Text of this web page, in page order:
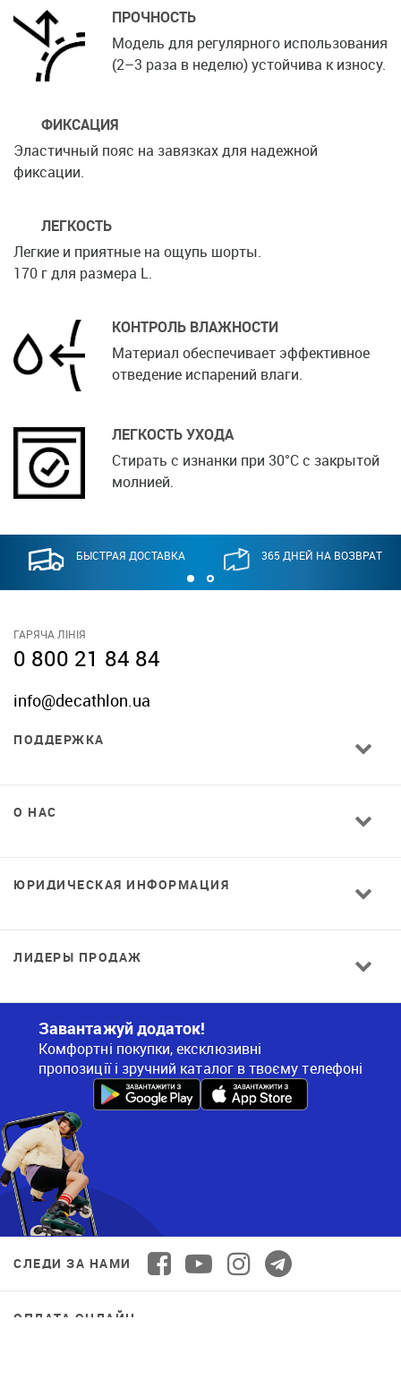
ПРОЧНОСТЬ
Модель для регулярного использования
(2–3 раза в неделю) устойчива к износу.
ФИКСАЦИЯ
Эластичный пояс на завязках для надежной
фиксации.
ЛЕГКОСТЬ
Легкие и приятные на ощупь шорты.
170 г для размера L.
КОНТРОЛЬ ВЛАЖНОСТИ
Материал обеспечивает эффективное
отведение испарений влаги.
ЛЕГКОСТЬ УХОДА
Стирать с изнанки при 30°C с закрытой
молнией.
БЫСТРАЯ ДОСТАВКА 365 ДНЕЙ НА ВОЗВРАТ
ГАРЯЧА ЛІНІЯ
0 800 21 84 84
info@decathlon.ua
ПОДДЕРЖКА
О НАС
ЮРИДИЧЕСКАЯ ИНФОРМАЦИЯ
ЛИДЕРЫ ПРОДАЖ
Завантажуй додаток!
Комфортні покупки, ексклюзивні
пропозиції і зручний каталог в твоєму телефоні
СЛЕДИ ЗА НАМИ
ОПЛАТА ОНЛАЙН